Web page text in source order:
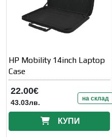
HP Mobility 14inch Laptop
Case
22.00€
43.03лв. на склад
КУПИ